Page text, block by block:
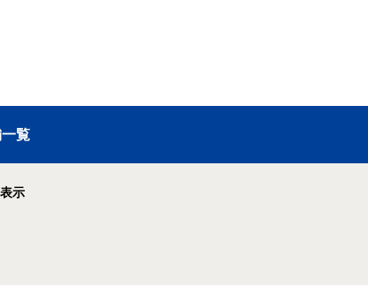
覧
示